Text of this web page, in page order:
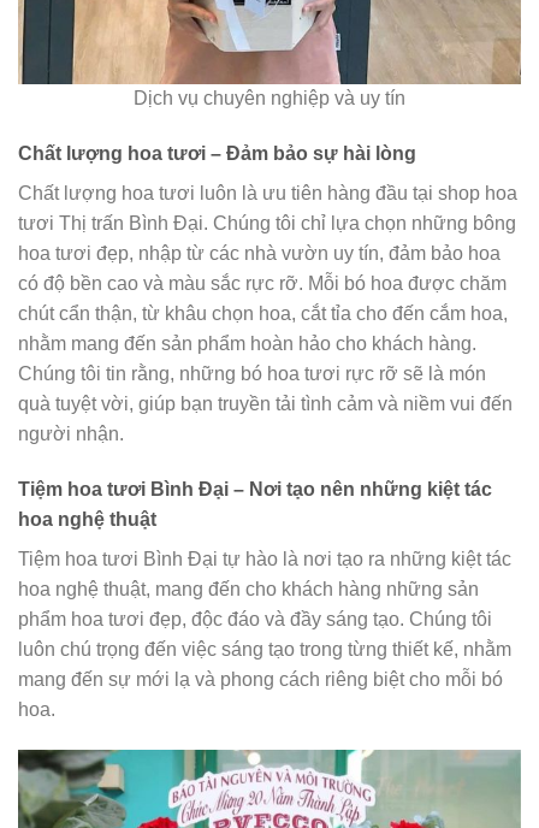
Dịch vụ chuyên nghiệp và uy tín
Chất lượng hoa tươi – Đảm bảo sự hài lòng
Chất lượng hoa tươi luôn là ưu tiên hàng đầu tại shop hoa
tươi Thị trấn Bình Đại. Chúng tôi chỉ lựa chọn những bông
hoa tươi đẹp, nhập từ các nhà vườn uy tín, đảm bảo hoa
có độ bền cao và màu sắc rực rỡ. Mỗi bó hoa được chăm
chút cẩn thận, từ khâu chọn hoa, cắt tỉa cho đến cắm hoa,
nhằm mang đến sản phẩm hoàn hảo cho khách hàng.
Chúng tôi tin rằng, những bó hoa tươi rực rỡ sẽ là món
quà tuyệt vời, giúp bạn truyền tải tình cảm và niềm vui đến
người nhận.
Tiệm hoa tươi Bình Đại – Nơi tạo nên những kiệt tác
hoa nghệ thuật
Tiệm hoa tươi Bình Đại tự hào là nơi tạo ra những kiệt tác
hoa nghệ thuật, mang đến cho khách hàng những sản
phẩm hoa tươi đẹp, độc đáo và đầy sáng tạo. Chúng tôi
luôn chú trọng đến việc sáng tạo trong từng thiết kế, nhằm
mang đến sự mới lạ và phong cách riêng biệt cho mỗi bó
hoa.